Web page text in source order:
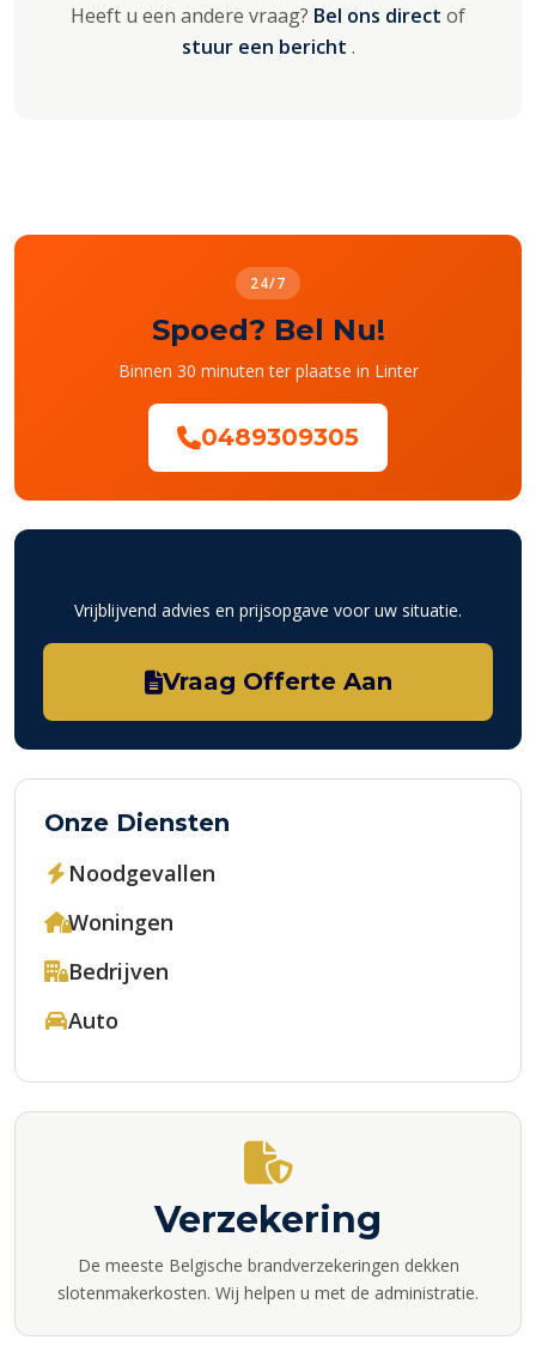
Heeft u een andere vraag? Bel ons direct of
stuur een bericht .
24/7
Spoed? Bel Nu!
Binnen 30 minuten ter plaatse in Linter
0489309305
Vrijblijvend advies en prijsopgave voor uw situatie.
Vraag Offerte Aan
Onze Diensten
Noodgevallen
Woningen
Bedrijven
Auto
Verzekering
De meeste Belgische brandverzekeringen dekken
slotenmakerkosten. Wij helpen u met de administratie.